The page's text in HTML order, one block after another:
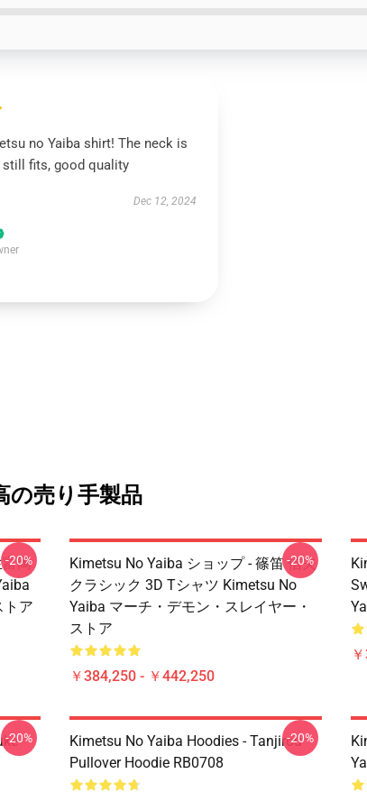
no Yaiba shirt! The neck is
fits, good quality
Dec 12, 2024
の売り手製品
富岡
トア
-20%
Kimetsu No Yaiba ショップ - 篠笛 信夫
クラシック 3D Tシャツ Kimetsu No
Yaiba マーチ・デモン・スレイヤー・
ストア
￥384,250 - ￥442,250
-20%
-20%
Kimetsu No Yaiba Hoodies - Tanjirou
Pullover Hoodie RB0708
-20%